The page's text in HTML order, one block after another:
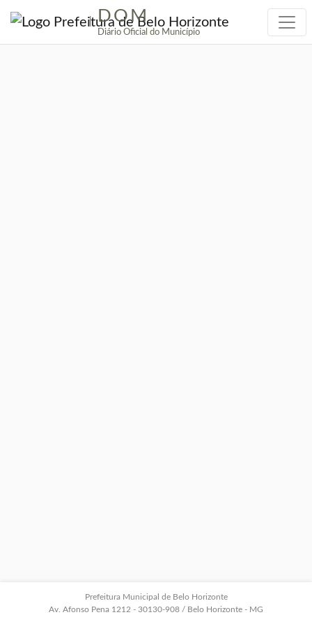
| DOM
Diário Oficial do Município
Prefeitura Municipal de Belo Horizonte
Av. Afonso Pena 1212 - 30130-908 / Belo Horizonte - MG